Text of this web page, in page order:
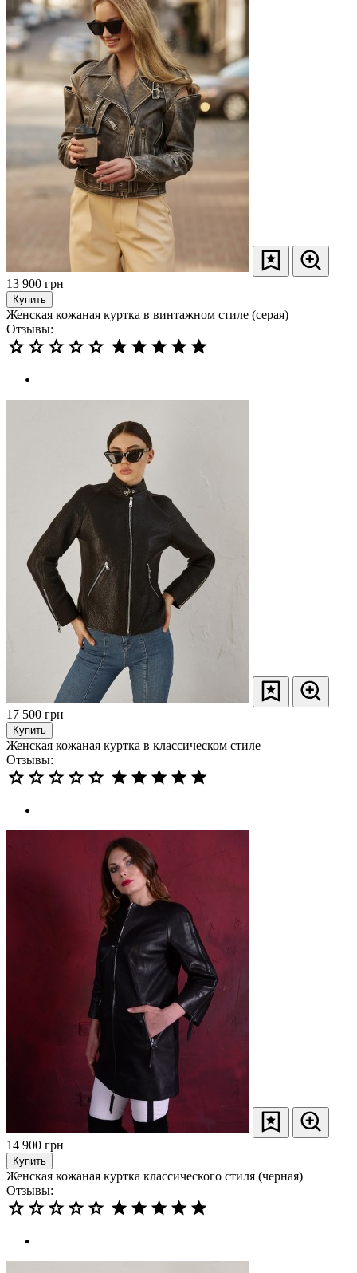
13 900 грн
Купить
Женская кожаная куртка в винтажном стиле (серая)
Отзывы:
17 500 грн
Купить
Женская кожаная куртка в классическом стиле
Отзывы:
14 900 грн
Купить
Женская кожаная куртка классического стиля (черная)
Отзывы: